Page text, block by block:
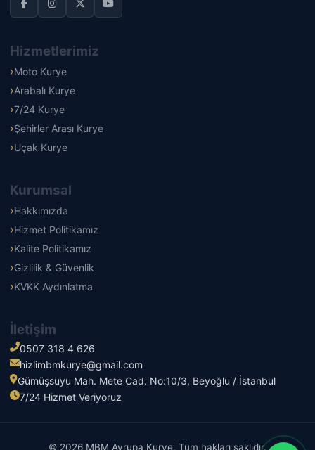
Hizmetlerimiz
Moto Kurye
Arabalı Kurye
7/24 Kurye
Şehirler Arası Kurye
Uçak Kurye
Kurumsal
Hakkımızda
Hizmet Politikamız
Kalite Politikamız
Gizlilik & Güvenlik
KVKK Aydınlatma
İletişim
0507 318 4 626
hizlimbmkurye@gmail.com
Gümüşsuyu Mah. Mete Cad. No:10/3, Beyoğlu / İstanbul
7/24 Hizmet Veriyoruz
© 2026 MBM Avrupa Kurye. Tüm hakları saklıdır.